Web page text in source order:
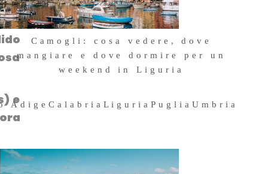
Camogli: cosa vedere, dove
mangiare e dove dormire per un
weekend in Liguria
Adige Calabria LiguriaPuglia Umbria
al
e